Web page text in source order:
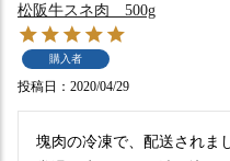
松阪牛スネ肉 500g
購入者
投稿日 2020/04/29
塊肉の冷凍で、配送されま